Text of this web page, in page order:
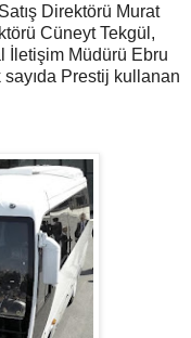
Direktörü Murat
Cüneyt Tekgül,
İletişim Müdürü Ebru
sayıda Prestij kullanan